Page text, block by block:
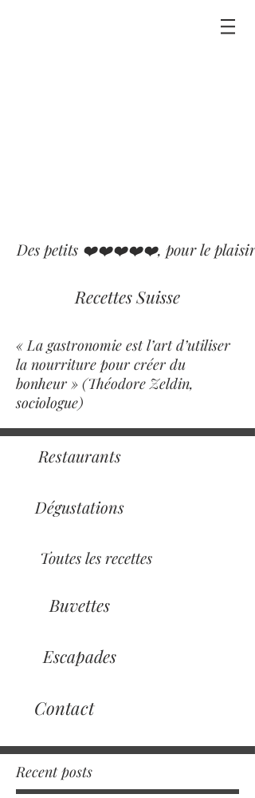
Des petits ❤️❤️❤️❤️❤️, pour le plaisir
Recettes Suisse
« La gastronomie est l’art d’utiliser
la nourriture pour créer du
bonheur » (Théodore Zeldin,
sociologue)
Restaurants
Dégustations
Toutes les recettes
Buvettes
Escapades
Contact
Recent posts